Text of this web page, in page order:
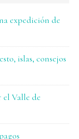
expedición de
islas, consejos
el Valle de